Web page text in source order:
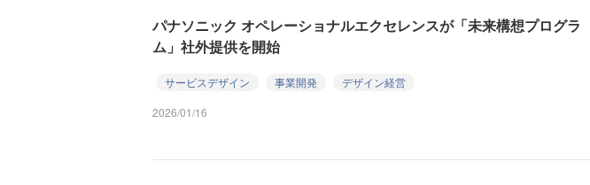
パナソニック オペレーショナルエクセレンスが「未来構想プログラ
ム」社外提供を開始
サービスデザイン 事業開発
デザイン経営
2026/01/16